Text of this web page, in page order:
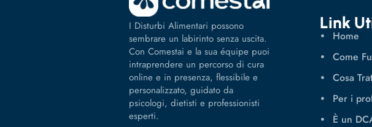
I Disturbi Alimentari possono
sembrare un labirinto senza uscita.
Con Comestai e la sua équipe puoi
intraprendere un percorso di cura
online e in presenza, flessibile e
personalizzato, guidato da
psicologi, dietisti e professionisti
esperti.
Link
Home
Come
Cosa
Per i
È un